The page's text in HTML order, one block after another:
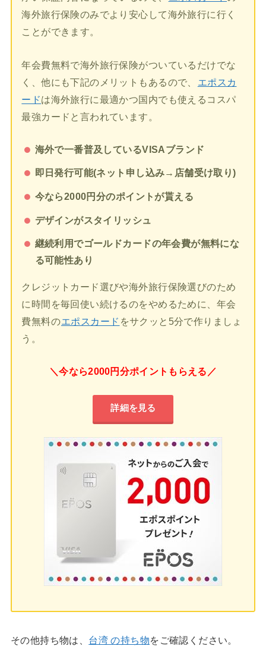
海外旅行保険のみでより安心して海外旅行に行く
ことができます。
年会費無料で海外旅行保険がついているだけでな
く、他にも下記のメリットもあるので、
エポスカ
ードは海外旅行に最適かつ国内でも使えるコスパ
最強カードと言われています。
海外で一番普及しているVISAブランド
即日発行可能(ネット申し込み→店舗受け取り)
今なら2000円分のポイントが貰える
デザインがスタイリッシュ
継続利用でゴールドカードの年会費が無料にな
る可能性あり
クレジットカード選びや海外旅行保険選びのため
に時間を毎回使い続けるのをやめるために、年会
費無料のエポスカード をサクッと5分で作りましょ
う。
＼今なら2000円分ポイントもらえる／
詳細を見る
その他持ち物は、 台湾 の持ち物をご確認ください。